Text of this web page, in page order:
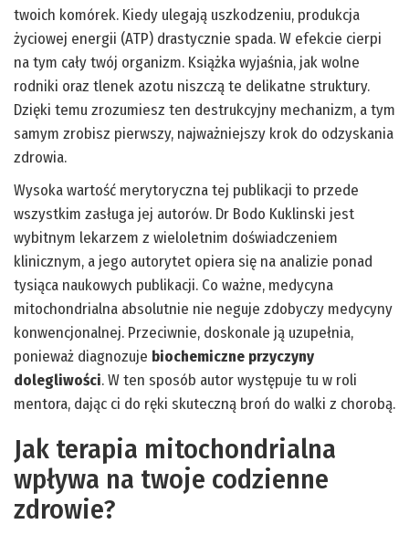
twoich komórek. Kiedy ulegają uszkodzeniu, produkcja
życiowej energii (ATP) drastycznie spada. W efekcie cierpi
na tym cały twój organizm. Książka wyjaśnia, jak wolne
rodniki oraz tlenek azotu niszczą te delikatne struktury.
Dzięki temu zrozumiesz ten destrukcyjny mechanizm, a tym
samym zrobisz pierwszy, najważniejszy krok do odzyskania
zdrowia.
Wysoka wartość merytoryczna tej publikacji to przede
wszystkim zasługa jej autorów. Dr Bodo Kuklinski jest
wybitnym lekarzem z wieloletnim doświadczeniem
klinicznym, a jego autorytet opiera się na analizie ponad
tysiąca naukowych publikacji. Co ważne, medycyna
mitochondrialna absolutnie nie neguje zdobyczy medycyny
konwencjonalnej. Przeciwnie, doskonale ją uzupełnia,
ponieważ diagnozuje biochemiczne przyczyny
dolegliwości. W ten sposób autor występuje tu w roli
mentora, dając ci do ręki skuteczną broń do walki z chorobą.
Jak terapia mitochondrialna
wpływa na twoje codzienne
zdrowie?